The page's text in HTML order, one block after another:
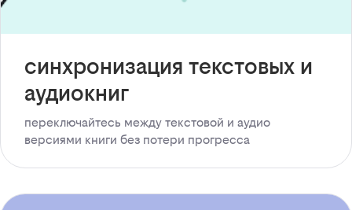
синхронизация текстовых и
аудиокниг
переключайтесь между текстовой и аудио
версиями книги без потери прогресса